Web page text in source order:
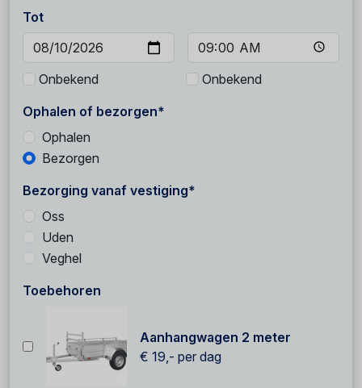
Tot
Onbekend
Onbekend
Ophalen of bezorgen*
Ophalen
Bezorgen
Bezorging vanaf vestiging*
Oss
Uden
Veghel
Toebehoren
Aanhangwagen 2 meter
€ 19,- per dag